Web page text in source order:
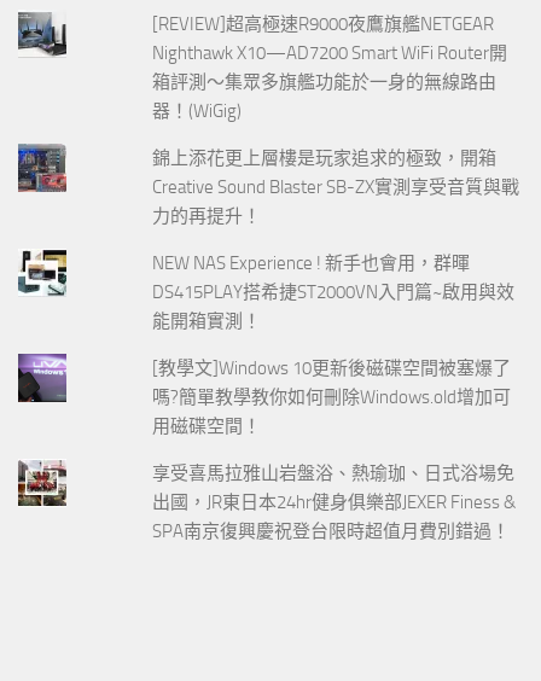
[REVIEW]超高極速R9000夜鷹旗艦NETGEAR
Nighthawk X10—AD7200 Smart WiFi Router開
箱評測～集眾多旗艦功能於一身的無線路由
器！(WiGig)
錦上添花更上層樓是玩家追求的極致，開箱
Creative Sound Blaster SB-ZX實測享受音質與戰
力的再提升！
NEW NAS Experience ! 新手也會用，群暉
DS415PLAY搭希捷ST2000VN入門篇~啟用與效
能開箱實測！
[教學文]Windows 10更新後磁碟空間被塞爆了
嗎?簡單教學教你如何刪除Windows.old增加可
用磁碟空間！
享受喜馬拉雅山岩盤浴、熱瑜珈、日式浴場免
出國，JR東日本24hr健身俱樂部JEXER Finess &
SPA南京復興慶祝登台限時超值月費別錯過！